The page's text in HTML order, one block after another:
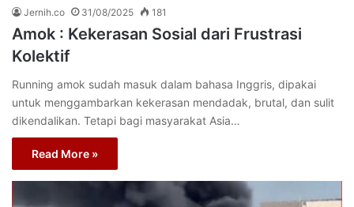
Jernih.co 31/08/2025 181
Amok : Kekerasan Sosial dari Frustrasi
Kolektif
Running amok sudah masuk dalam bahasa Inggris, dipakai
untuk menggambarkan kekerasan mendadak, brutal, dan sulit
dikendalikan. Tetapi bagi masyarakat Asia…
Read More »